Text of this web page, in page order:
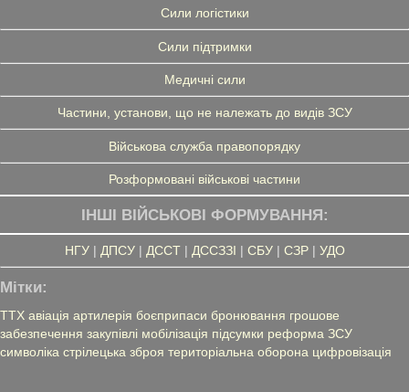
Сили логістики
Сили підтримки
Медичні сили
Частини, установи, що не належать до видів ЗСУ
Військова служба правопорядку
Розформовані військові частини
ІНШІ ВІЙСЬКОВІ ФОРМУВАННЯ:
НГУ| ДПСУ| ДССТ| ДССЗЗІ | СБУ| СЗР| УДО
Мітки:
ТТХ авіація артилерія боєприпаси бронювання грошове
забезпечення закупівлі мобілізація підсумки реформа ЗСУ
символіка стрілецька зброя територіальна оборона цифровізація